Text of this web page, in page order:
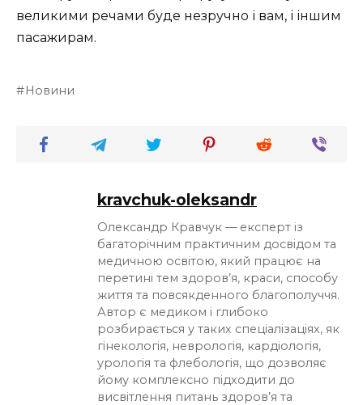
великими речами буде незручно і вам, і іншим
пасажирам.
Новини
kravchuk-oleksandr
Олександр Кравчук — експерт із
багаторічним практичним досвідом та
медичною освітою, який працює на
перетині тем здоров’я, краси, способу
життя та повсякденного благополуччя.
Автор є медиком і глибоко
розбирається у таких спеціалізаціях, як
гінекологія, неврологія, кардіологія,
урологія та флебологія, що дозволяє
йому комплексно підходити до
висвітлення питань здоров’я та